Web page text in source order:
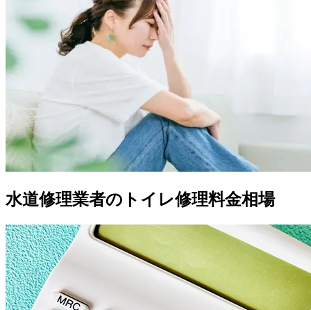
水道修理業者のトイレ修理料金相場